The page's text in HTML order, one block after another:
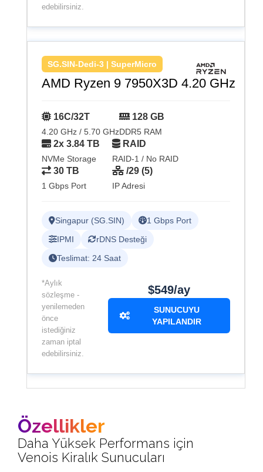
edebilirsiniz.
SG.SIN-Dedi-3 | SuperMicro
AMD Ryzen 9 7950X3D 4.20 GHz
16C/32T
4.20 GHz / 5.70 GHz
128 GB
DDR5 RAM
2x 3.84 TB
NVMe Storage
RAID
RAID-1 / No RAID
30 TB
1 Gbps Port
/29 (5)
IP Adresi
Singapur (SG.SIN)
1 Gbps Port
IPMI
rDNS Desteği
Teslimat: 24 Saat
*Aylık
sözleşme -
yenilemeden
önce
istediğiniz
zaman iptal
edebilirsiniz.
$549/ay
SUNUCUYU
YAPILANDIR
Özellikler
Daha Yüksek Performans için
Venois Kiralık Sunucuları